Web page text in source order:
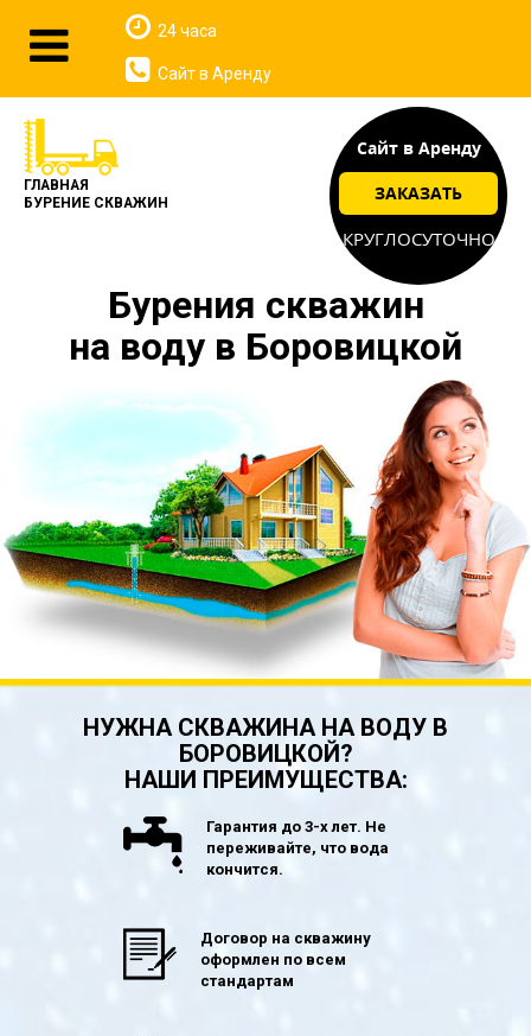
ГЛАВНАЯ
БУРЕНИЕ СКВАЖИН
Бурения скважин
на воду в Боровицкой
Сайт в Аренду
ЗАКАЗАТЬ
КРУГЛОСУТОЧНО
24 часа
Сайт в Аренду
НУЖНА СКВАЖИНА НА ВОДУ В
БОРОВИЦКОЙ?
НАШИ ПРЕИМУЩЕСТВА:
Гарантия до 3-х лет. Не
переживайте, что вода
кончится.
Договор на скважину
оформлен по всем
стандартам